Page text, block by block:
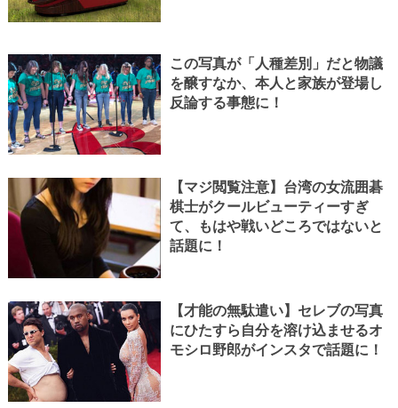
この写真が「人種差別」だと物議
を醸すなか、本人と家族が登場し
反論する事態に！
【マジ閲覧注意】台湾の女流囲碁
棋士がクールビューティーすぎ
て、もはや戦いどころではないと
話題に！
【才能の無駄遣い】セレブの写真
にひたすら自分を溶け込ませるオ
モシロ野郎がインスタで話題に！